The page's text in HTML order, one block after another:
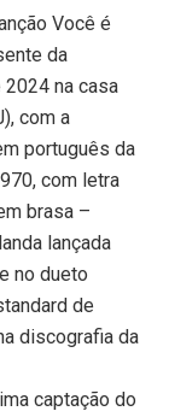
Você é
da
na casa
com a
português da
com letra
brasa –
lançada
no dueto
de
discografia da
captação do